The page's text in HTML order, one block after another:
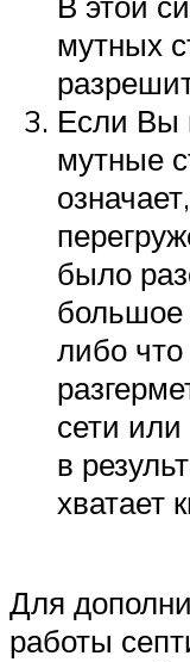
мутных
Если Вы
мутные
было
большое
либо
сети
в
хватает
Для
работы